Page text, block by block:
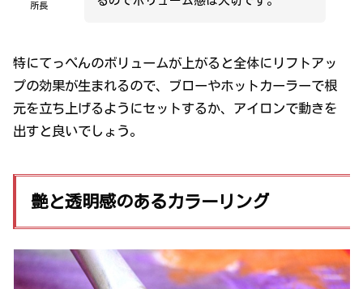
所長
特にてっぺんのボリュームが上がると全体にリフトアッ
プの効果が生まれるので、ブローやホットカーラーで根
元を立ち上げるようにセットするか、アイロンで動きを
出すと良いでしょう。
艶と透明感のあるカラーリング